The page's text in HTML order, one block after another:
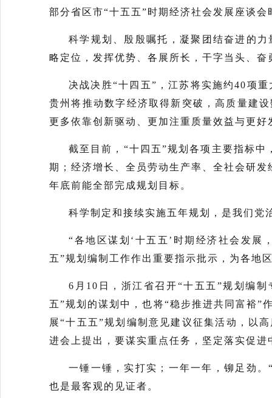
部分省区市“十五五”时期经济社会发展座谈
科学规划、殷殷嘱托，凝聚团结奋进的
略定位，发挥优势、各展所长，干字当头、
决战决胜“十四五”，江苏将实施约40项
贵州将推动数字经济取得新突破，高质量建
更多依靠创新驱动、更加注重质量效益与更
截至目前，“十四五”规划各项主要指标
期；经济增长、全员劳动生产率、全社会研
年底前能全部完成规划目标。
科学制定和接续实施五年规划，是我们党
“各地区谋划‘十五五’时期经济社会发展
五”规划编制工作作出重要指示批示，为各地
6月10日，浙江省召开“十五五”规划编
五”规划的谋划中，也将“稳步推进共同富裕”
展“十五五”规划编制意见建议征集活动，以
进会上提出，要谋实重点任务，坚定落实促
一锤一锤，实打实；一年一年，铆足劲
也是最客观的见证者。